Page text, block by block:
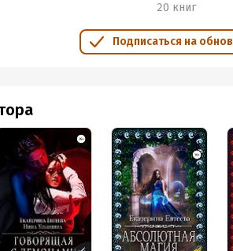
20 книг
Подписаться на